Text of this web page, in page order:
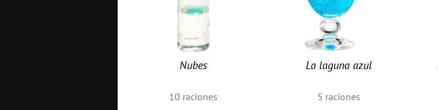
Nubes
10 raciones
La laguna azul
5 raciones